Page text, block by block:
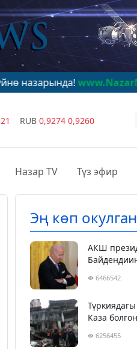
www.NazarNews.kg
RUB 0,9274 0,9260
Назар TV Түз эфир
Эң көп
АКШ
6466542
Каза
6256455